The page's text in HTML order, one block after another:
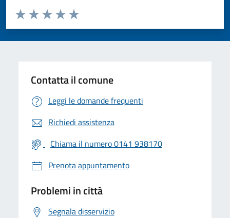
Valuta da 1 a 5 stelle la pagina
Valuta 5 stelle su 5
Valuta 4 stelle su 5
Valuta 3 stelle su 5
Valuta 2 stelle su 5
Valuta 1 stelle su 5
Contatta il comune
Leggi le domande frequenti
Richiedi assistenza
Chiama il numero 0141 938170
Prenota appuntamento
Problemi in città
Segnala disservizio